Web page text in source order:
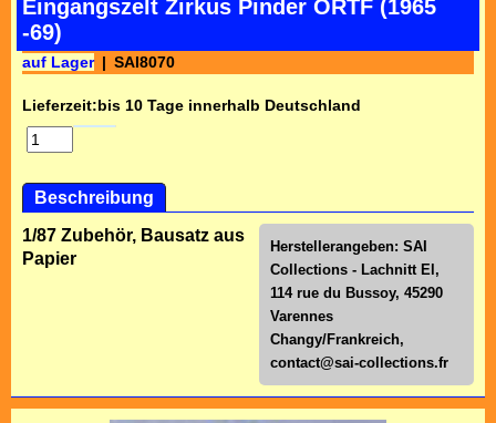
Eingangszelt Zirkus Pinder ORTF (1965
-69)
auf Lager SAI8070
Lieferzeit:bis 10 Tage innerhalb Deutschland
Beschreibung
Herstellerangeben: SAI
Collections - Lachnitt El,
114 rue du Bussoy, 45290
Varennes
Changy/Frankreich,
contact@sai-collections.fr
1/87 Zubehör, Bausatz aus
Papier